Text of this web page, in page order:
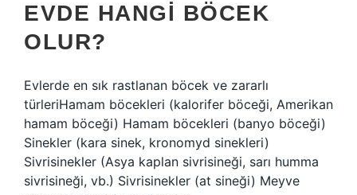
EVDE HANGI BÖCEK
OLUR?
Evlerde en sık rastlanan böcek ve zararlı
türleriHamam böcekleri (kalorifer böceği, Amerikan
hamam böceği) Hamam böcekleri (banyo böceği)
Sinekler (kara sinek, kronomyd sinekleri)
Sivrisinekler (Asya kaplan sivrisineği, sarı humma
sivrisineği, vb.) Sivrisinekler (at sineği) Meyve